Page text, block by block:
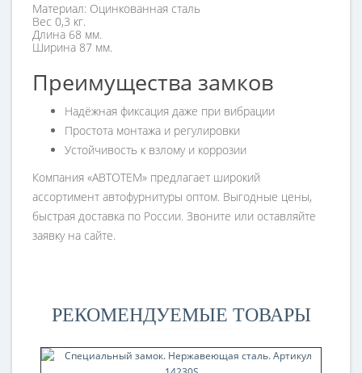
Материал: Оцинкованная сталь
Вес 0,3 кг.
Длина 68 мм.
Ширина 87 мм.
Преимущества замков
Надёжная фиксация даже при вибрации
Простота монтажа и регулировки
Устойчивость к взлому и коррозии
Компания «АВТОТЕМ» предлагает широкий
ассортимент автофурнитуры оптом. Выгодные цены,
быстрая доставка по России. Звоните или оставляйте
заявку на сайте.
РЕКОМЕНДУЕМЫЕ ТОВАРЫ